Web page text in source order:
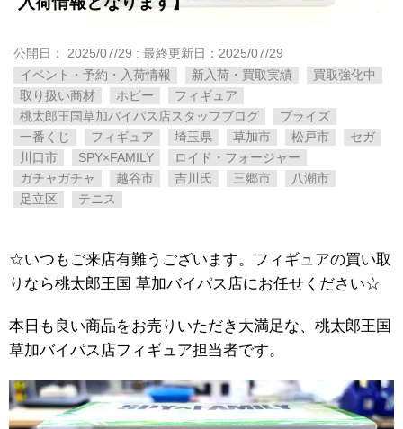
公開日： 2025/07/29 : 最終更新日：2025/07/29
イベント・予約・入荷情報
新入荷・買取実績
買取強化中
取り扱い商材
ホビー
フィギュア
桃太郎王国草加バイパス店スタッフブログ
プライズ
一番くじ
フィギュア 埼玉県 草加市 松戸市
セガ
川口市
SPY×FAMILY
ロイド・フォージャー
ガチャガチャ
越谷市 吉川氏 三郷市
八潮市
足立区
テニス
☆いつもご来店有難うございます。フィギュアの買い取
りなら桃太郎王国 草加バイパス店にお任せください☆
本日も良い商品をお売りいただき大満足な、桃太郎王国
草加バイパス店フィギュア担当者です。